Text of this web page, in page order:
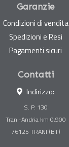
Garanzie
Condizioni di vendita
Spedizioni e Resi
Pagamenti sicuri
Contatti
Indirizzo:
S. P. 130
Trani-Andria km 0,900